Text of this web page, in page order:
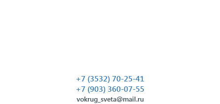
+7 (3532) 70-25-41
+7 (903) 360-07-55
vokrug_sveta@mail.ru